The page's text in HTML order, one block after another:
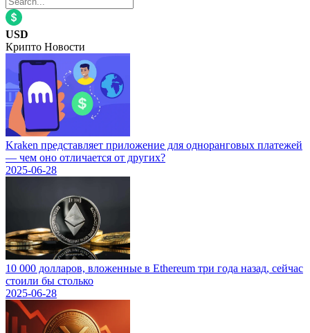
USD
Крипто Новости
Kraken представляет приложение для одноранговых платежей
— чем оно отличается от других?
2025-06-28
10 000 долларов, вложенные в Ethereum три года назад, сейчас
стоили бы столько
2025-06-28